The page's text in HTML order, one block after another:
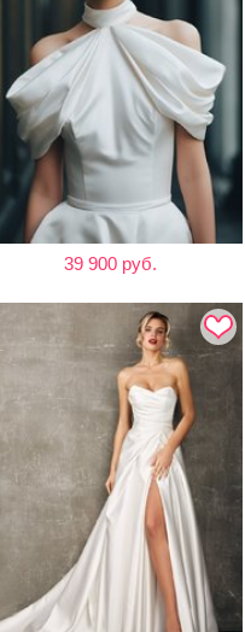
39 900 руб.